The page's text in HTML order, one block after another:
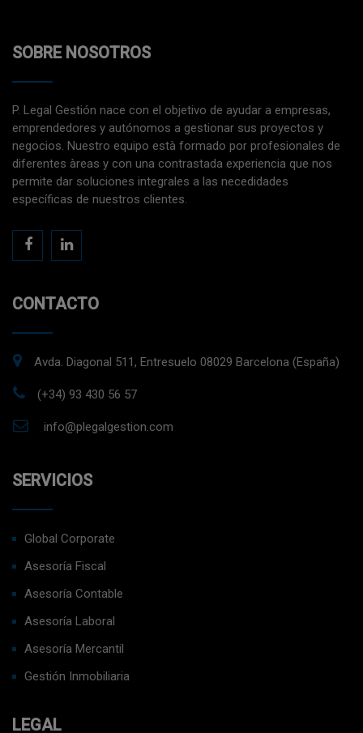
SOBRE NOSOTROS
P. Legal Gestión nace con el objetivo de ayudar a empresas,
emprendedores y autónomos a gestionar sus proyectos y
negocios. Nuestro equipo està formado por profesionales de
diferentes àreas y con una contrastada experiencia que nos
permite dar soluciones integrales a las necedidades
específicas de nuestros clientes.
CONTACTO
Avda. Diagonal 511, Entresuelo 08029 Barcelona (España)
(+34) 93 430 56 57
info@plegalgestion.com
SERVICIOS
Global Corporate
Asesoría Fiscal
Asesoría Contable
Asesoría Laboral
Asesoría Mercantil
Gestión Inmobiliaria
LEGAL